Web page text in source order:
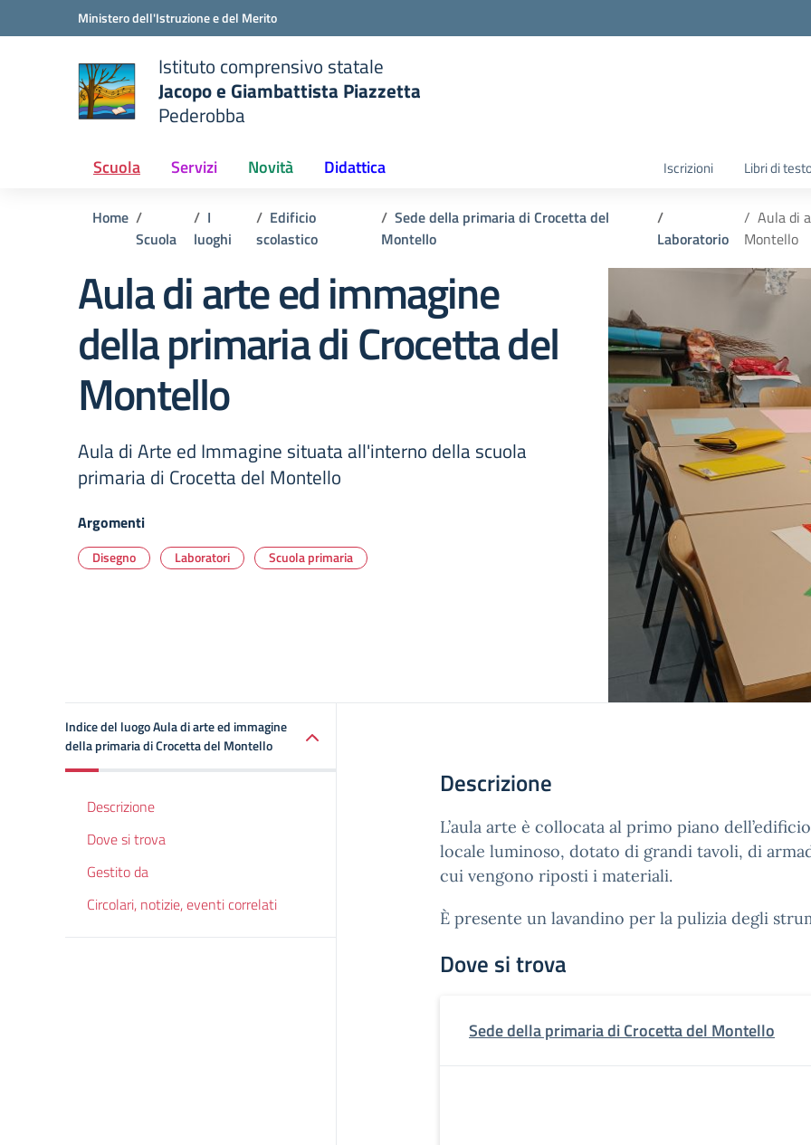
Vai ai contenuti
Vai al menu di navigazioneMinistero dell'Istruzione e del Merito
scuola
Istituto comprensivo statale
Jacopo e Giambattista Piazzetta
Pederobba
Scuola Servizi Novità Didattica Iscrizioni Libri di
Home
Scuola
I
luoghi
Edificio
scolastico
Sede della primaria di Crocetta del
Montello
Laboratorio
Aula di
Montello
Aula di arte ed immagine
della primaria di Crocetta del
Montello
Aula di Arte ed Immagine situata all'interno della scuola
primaria di Crocetta del Montello
Argomenti
Disegno Laboratori Scuola primaria
Indice del luogo Aula di arte ed immagine
della primaria di Crocetta del Montello
Descrizione
Dove si trova
Gestito da
Circolari, notizie, eventi correlati
Descrizione
L’aula arte è collocata al primo piano
locale luminoso, dotato di grandi tavoli, di
cui vengono riposti i materiali.
È presente un lavandino per la pulizia degli
Dove si trova
Sede della primaria di Crocetta del Montello